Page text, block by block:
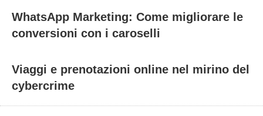
WhatsApp Marketing: Come migliorare le
conversioni con i caroselli
Viaggi e prenotazioni online nel mirino del
cybercrime